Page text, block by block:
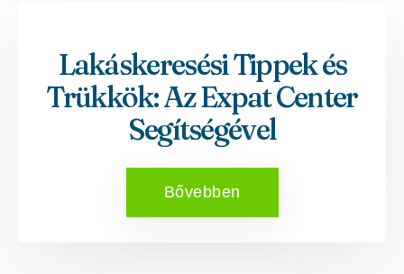
Lakáskeresési Tippek és
Trükkök: Az Expat Center
Segítségével
Bővebben